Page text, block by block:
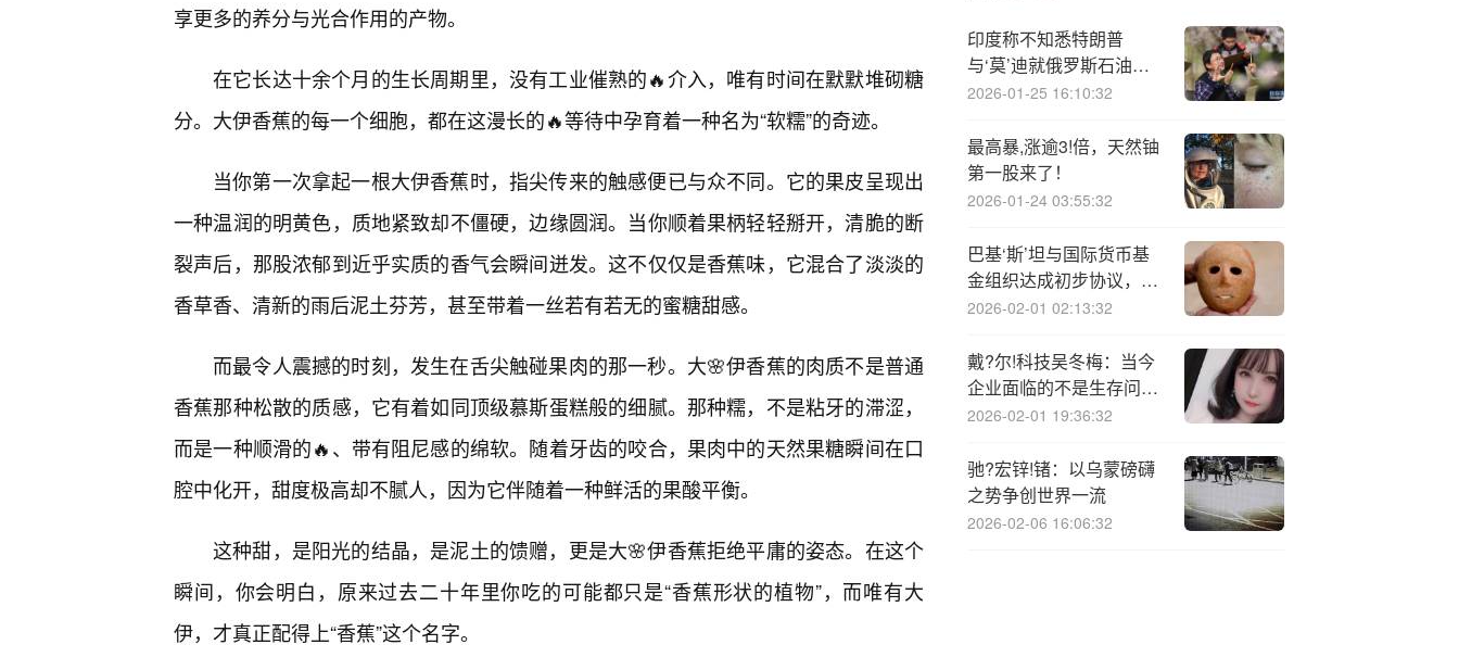
享更多的养分与光合作用的产物。
在它长达十余个月的生长周期里，没有工业催熟的🔥介入，唯有时间在默默堆砌糖
分。大伊香蕉的每一个细胞，都在这漫长的🔥等待中孕育着一种名为“软糯”的奇迹。
当你第一次拿起一根大伊香蕉时，指尖传来的触感便已与众不同。它的果皮呈现出
一种温润的明黄色，质地紧致却不僵硬，边缘圆润。当你顺着果柄轻轻掰开，清脆的断
裂声后，那股浓郁到近乎实质的香气会瞬间迸发。这不仅仅是香蕉味，它混合了淡淡的
香草香、清新的雨后泥土芬芳，甚至带着一丝若有若无的蜜糖甜感。
而最令人震撼的时刻，发生在舌尖触碰果肉的那一秒。大🌸伊香蕉的肉质不是普通
香蕉那种松散的质感，它有着如同顶级慕斯蛋糕般的细腻。那种糯，不是粘牙的滞涩，
而是一种顺滑的🔥、带有阻尼感的绵软。随着牙齿的咬合，果肉中的天然果糖瞬间在口
腔中化开，甜度极高却不腻人，因为它伴随着一种鲜活的果酸平衡。
这种甜，是阳光的结晶，是泥土的馈赠，更是大🌸伊香蕉拒绝平庸的姿态。在这个
瞬间，你会明白，原来过去二十年里你吃的可能都只是“香蕉形状的植物”，而唯有大
伊，才真正配得上“香蕉”这个名字。
印度称不知悉特朗普
与‘莫’迪就俄罗斯石油问
题进行过交谈
2026-01-25 16:10:32
最高暴,涨逾3!倍，天然铀
第一股来了！
2026-01-24 03:55:32
巴基‘斯’坦与国际货币基
金组织达成初步协议，将
从救助计划中获得12亿美
2026-02-01 02:13:32
戴?尔!科技吴冬梅：当今
企业面临的不是生存问
题，而是全新的“进化”
2026-02-01 19:36:32
驰?宏锌!锗：以乌蒙磅礴
之势争创世界一流
2026-02-06 16:06:32